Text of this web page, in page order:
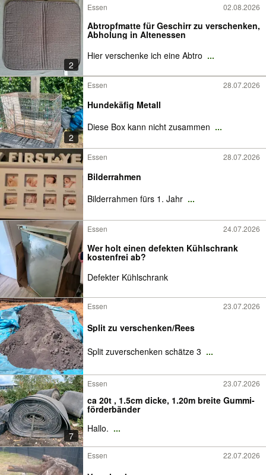
2
Essen 02.08.2026
Abtropfmatte für Geschirr zu verschenken,
Abholung in Altenessen
Hier verschenke ich eine Abtro ...
2
Essen 28.07.2026
Hundekäfig Metall
Diese Box kann nicht zusammen ...
Essen 28.07.2026
Bilderrahmen
Bilderrahmen fürs 1. Jahr ...
Essen 24.07.2026
Wer holt einen defekten Kühlschrank
kostenfrei ab?
Defekter Kühlschrank
Essen 23.07.2026
Split zu verschenken/Rees
Split zuverschenken schätze 3 ...
7
Essen 23.07.2026
ca 20t , 1.5cm dicke, 1.20m breite Gummi-
förderbänder
Hallo. ...
Essen 22.07.2026